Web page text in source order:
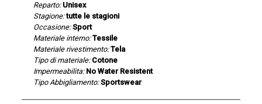
Reparto: Unisex
Stagione: tutte le stagioni
Occasione: Sport
Materiale interno: Tessile
Materiale rivestimento: Tela
Tipo di materiale: Cotone
Impermeabilita: No Water Resistent
Tipo Abbigliamento: Sportswear